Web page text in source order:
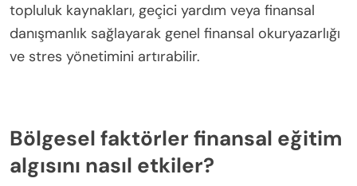
topluluk kaynakları, geçici yardım veya finansal
danışmanlık sağlayarak genel finansal okuryazarlığı
ve stres yönetimini artırabilir.
Bölgesel faktörler finansal eğitim
algısını nasıl etkiler?